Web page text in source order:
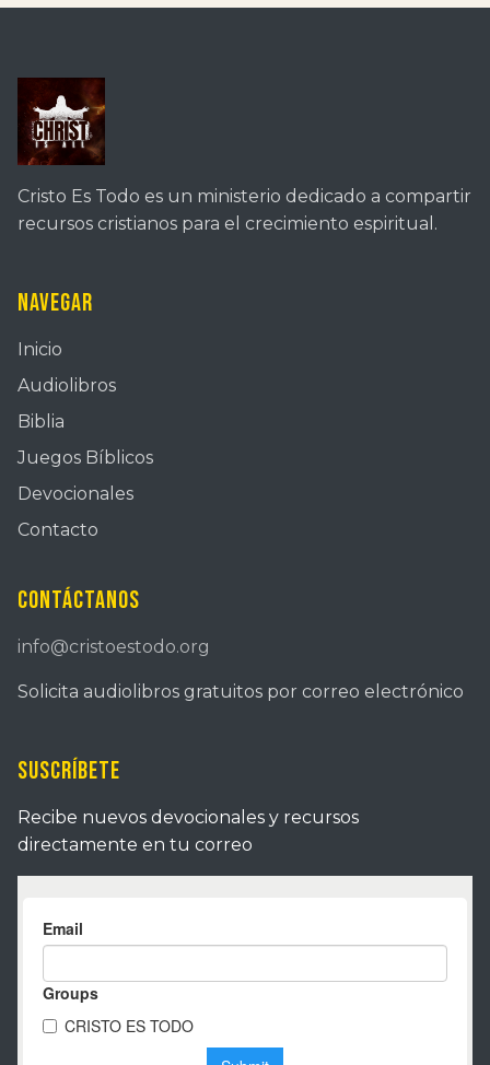
Cristo Es Todo es un ministerio dedicado a compartir
recursos cristianos para el crecimiento espiritual.
Navegar
Inicio
Audiolibros
Biblia
Juegos Bíblicos
Devocionales
Contacto
Contáctanos
info@cristoestodo.org
Solicita audiolibros gratuitos por correo electrónico
Suscríbete
Recibe nuevos devocionales y recursos
directamente en tu correo